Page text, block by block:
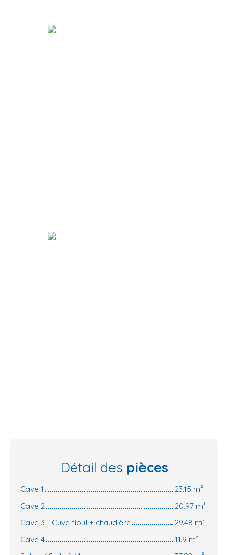
Détail des pièces
Cave 1
23.15 m²
Cave 2
20.97 m²
Cave 3 - Cuve fioul + chaudière
29.48 m²
Cave 4
11.9 m²